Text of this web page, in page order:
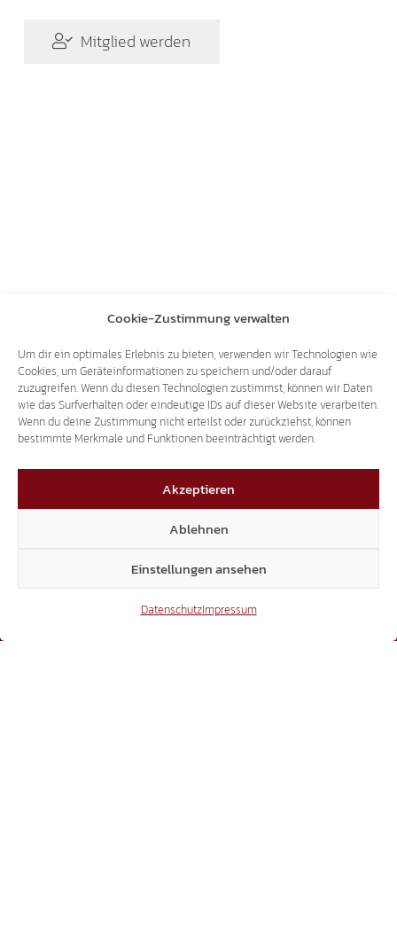
Cookie-Zustimmung verwalten
Um dir ein optimales Erlebnis zu bieten, verwenden wir Technologien wie
Cookies, um Geräteinformationen zu speichern und/oder darauf
zuzugreifen. Wenn du diesen Technologien zustimmst, können wir Daten
wie das Surfverhalten oder eindeutige IDs auf dieser Website verarbeiten.
Wenn du deine Zustimmung nicht erteilst oder zurückziehst, können
bestimmte Merkmale und Funktionen beeinträchtigt werden.
Akzeptieren
Ablehnen
Einstellungen ansehen
DatenschutzImpressum
Mitglied werden